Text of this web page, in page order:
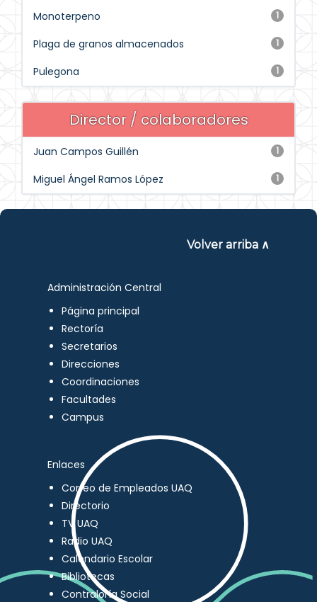
1
Monoterpeno
1
Plaga de granos almacenados
1
Pulegona
Director / colaboradores
1
Juan Campos Guillén
1
Miguel Ángel Ramos López
Volver arriba ∧
Administración Central
Página principal
Rectoría
Secretarios
Direcciones
Coordinaciones
Facultades
Campus
Enlaces
Correo de Empleados UAQ
Directorio
TV UAQ
Radio UAQ
Calendario Escolar
Bibliotecas
Contraloría Social